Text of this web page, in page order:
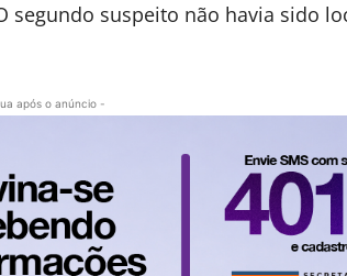
segundo suspeito não havia sido
após o anúncio -